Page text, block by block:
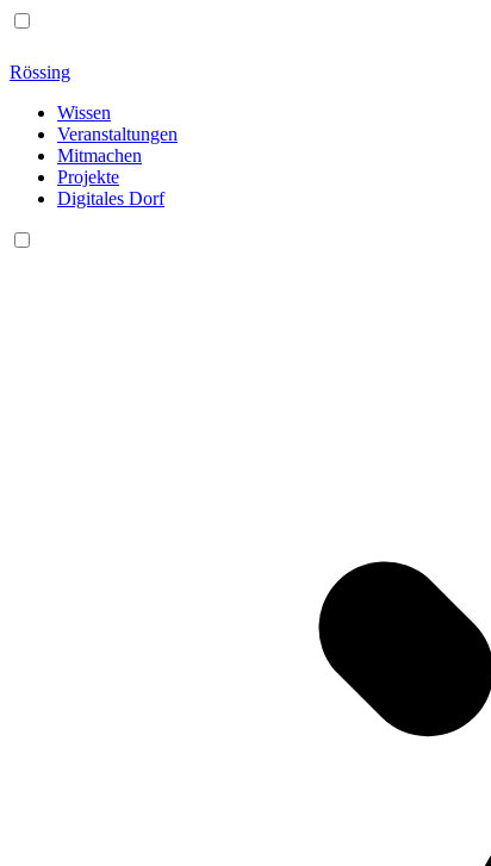
Rössing
Wissen
Veranstaltungen
Mitmachen
Projekte
Digitales Dorf